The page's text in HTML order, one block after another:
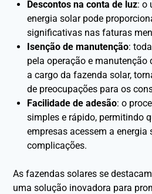
Descontos na conta de luz: o
energia solar pode
significativas nas faturas
Isenção de manutenção:
pela operação e manutenção
a cargo da fazenda solar,
de preocupações para os
Facilidade de adesão: o
simples e rápido, permitindo
empresas acessem a energia
complicações.
As fazendas solares se
uma solução inovadora para